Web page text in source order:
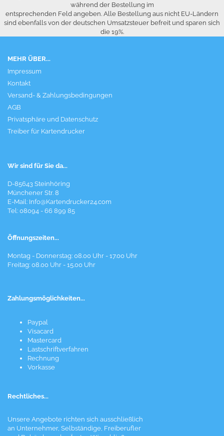
während der Bestellung im
entsprechenden Feld angeben. Alle Bestellung aus nicht EU-Ländern
sind ebenfalls von der deutschen Umsatzsteuer befreit und sparen sich
die 19%.
MEHR ÜBER...
Impressum
Kontakt
Versand- & Zahlungsbedingungen
AGB
Privatsphäre und Datenschutz
Treiber für Kartendrucker
Wir sind für Sie da...
D-85643 Steinhöring
Münchener Str. 8
E-Mail: Info@Kartendrucker24.com
Tel: 08094 - 66 899 85
Öffnungszeiten...
Montag - Donnerstag: 08.00 Uhr - 17.00 Uhr
Freitag: 08.00 Uhr - 15.00 Uhr
Zahlungsmöglichkeiten...
Paypal
Visacard
Mastercard
Lastschriftverfahren
Rechnung
Vorkasse
Rechtliches...
Unsere Angebote richten sich ausschließlich
an Unternehmer, Selbständige, Freiberufler